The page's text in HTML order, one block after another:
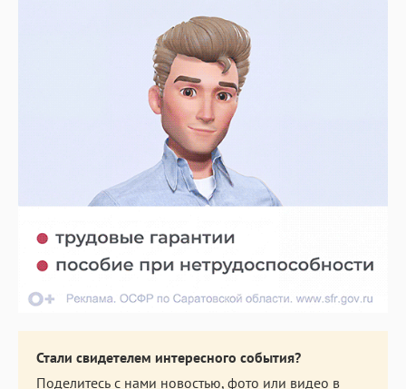
Стали свидетелем интересного события?
Поделитесь с нами новостью, фото или видео в